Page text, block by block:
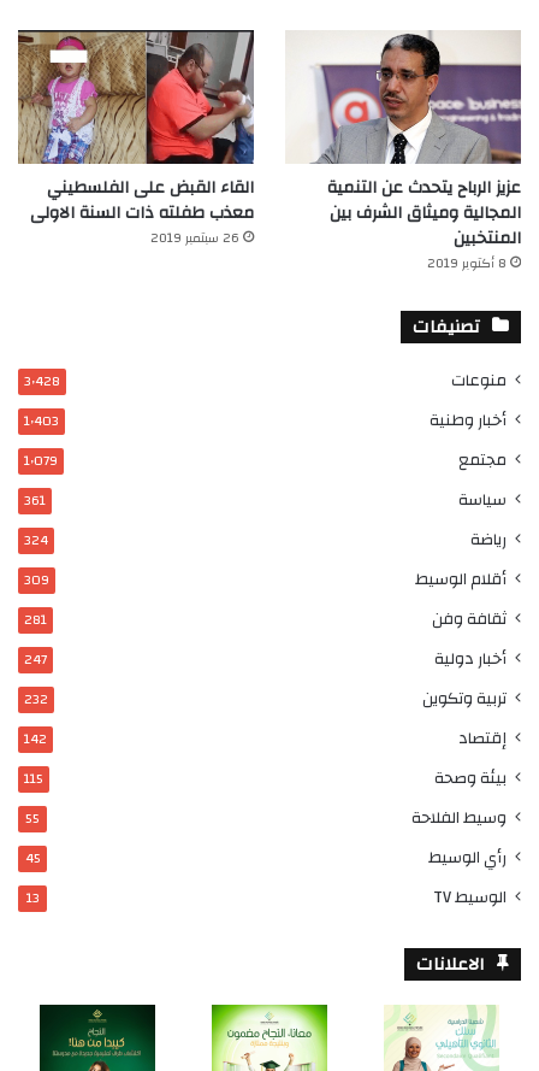
عزيز الرباح يتحدث عن التنمية
المجالية وميثاق الشرف بين
المنتخبين
8 أكتوبر 2019
القاء القبض على الفلسطيني
معذب طفلته ذات السنة الاولى
26 سبتمبر 2019
تصنيفات
منوعات 3٬428
أخبار وطنية 1٬403
مجتمع 1٬079
سياسة 361
رياضة 324
أقلام الوسيط 309
ثقافة وفن 281
أخبار دولية 247
تربية وتكوين 232
إقتصاد 142
بيئة وصحة 115
وسيط الفلاحة 55
رأي الوسيط 45
الوسيط TV 13
الاعلانات